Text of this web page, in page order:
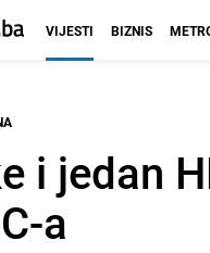
VIJESTI BIZNIS
i jedan
a